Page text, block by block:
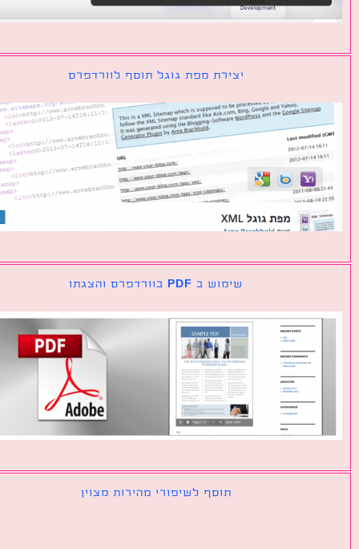
יצירת מפת גוגל תוסף לוורדפרס
שימוש ב PDF בוורדפרס והצגתו
תוסף לשיפורי מהירות מצוין